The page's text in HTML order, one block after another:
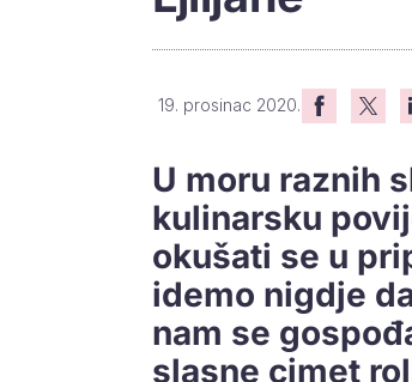
19. prosinac 2020.
U moru raznih
kulinarsku
okušati se u
idemo nigdje
nam se
slasne cimet